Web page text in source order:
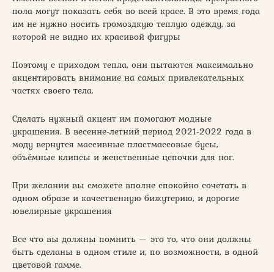
пола могут показать себя во всей красе. В это время года
им не нужно носить громоздкую теплую одежду, за
которой не видно их красивой фигуры
Поэтому с приходом тепла, они пытаются максимально
акцентировать внимание на самых привлекательных
частях своего тела.
Сделать нужный акцент им помогают модные
украшения. В весенне-летний период 2021-2022 года в
моду вернутся массивные пластмассовые бусы,
объёмные клипсы и женственные цепочки для ног.
При желании вы сможете вполне спокойно сочетать в
одном образе и качественную бижутерию, и дорогие
ювелирные украшения
Все что вы должны помнить — это то, что они должны
быть сделаны в одном стиле и, по возможности, в одной
цветовой гамме.